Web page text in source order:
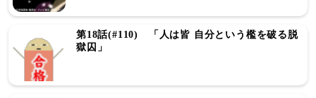
第18話(#110) 「人は皆 自分という檻を破る脱
獄囚」